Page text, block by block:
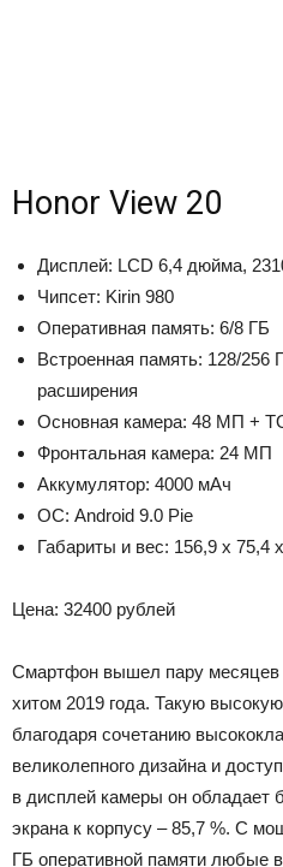
Honor View 20
Дисплей: LCD 6,4 дюйма,
Чипсет: Kirin 980
Оперативная память: 6/8 ГБ
Встроенная память: 128/256
расширения
Основная камера: 48 МП +
Фронтальная камера: 24 МП
Аккумулятор: 4000 мАч
ОС: Android 9.0 Pie
Габариты и вес: 156,9 х 75,4
Цена: 32400 рублей
Смартфон вышел пару месяцев
хитом 2019 года. Такую
благодаря сочетанию
великолепного дизайна и
в дисплей камеры он
экрана к корпусу – 85,7 %. С
ГБ оперативной памяти любые